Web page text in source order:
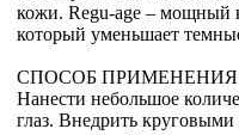
кожи. Regu-age – мощный
который уменьшает
СПОСОБ ПРИМЕНЕНИЯ
Нанести небольшое
глаз. Внедрить